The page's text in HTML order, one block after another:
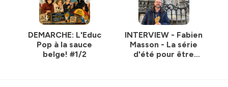
DEMARCHE: L'Educ
Pop à la sauce
belge! #1/2
INTERVIEW - Fabien
Masson - La série
d'été pour être